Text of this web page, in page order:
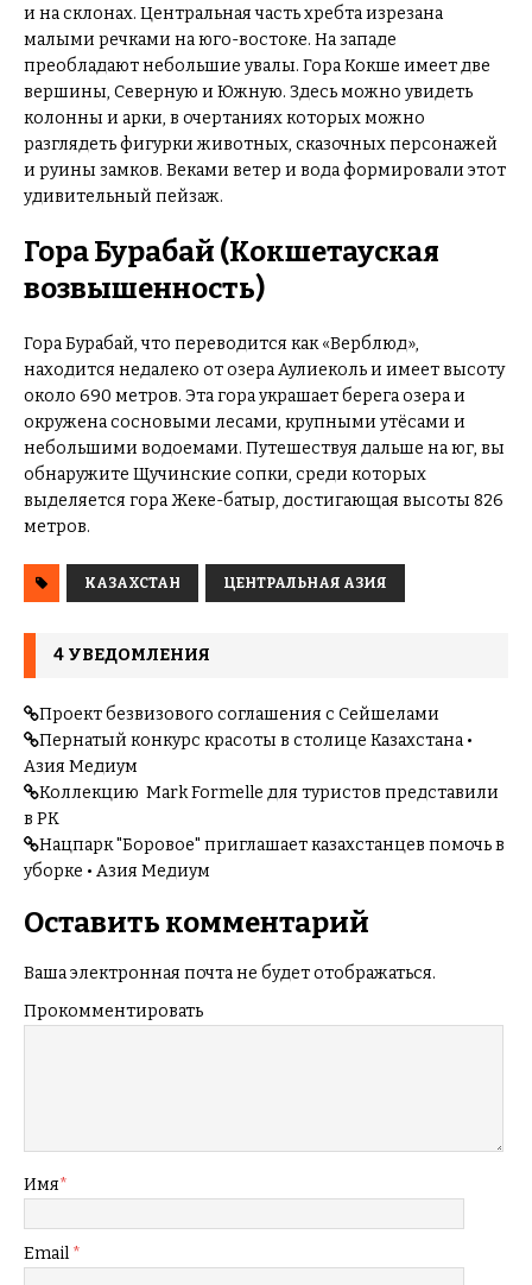
и на склонах. Центральная часть хребта изрезана
малыми речками на юго-востоке. На западе
преобладают небольшие увалы. Гора Кокше имеет две
вершины, Северную и Южную. Здесь можно увидеть
колонны и арки, в очертаниях которых можно
разглядеть фигурки животных, сказочных персонажей
и руины замков. Веками ветер и вода формировали этот
удивительный пейзаж.
Гора Бурабай (Кокшетауская
возвышенность)
Гора Бурабай, что переводится как «Верблюд»,
находится недалеко от озера Аулиеколь и имеет высоту
около 690 метров. Эта гора украшает берега озера и
окружена сосновыми лесами, крупными утёсами и
небольшими водоемами. Путешествуя дальше на юг, вы
обнаружите Щучинские сопки, среди которых
выделяется гора Жеке-батыр, достигающая высоты 826
метров.
КАЗАХСТАН ЦЕНТРАЛЬНАЯ АЗИЯ
4 УВЕДОМЛЕНИЯ
Проект безвизового соглашения с Сейшелами
Пернатый конкурс красоты в столице Казахстана •
Азия Медиум
Коллекцию Mark Formelle для туристов представили
в РК
Нацпарк "Боровое" приглашает казахстанцев помочь в
уборке • Азия Медиум
Оставить комментарий
Ваша электронная почта не будет отображаться.
Прокомментировать
Имя*
Email *